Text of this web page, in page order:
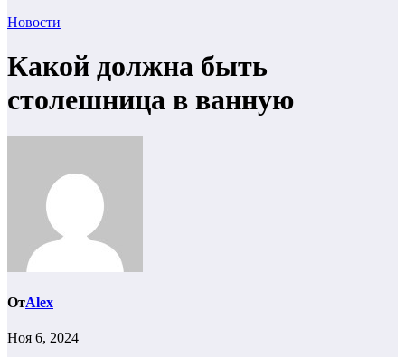
Новости
Какой должна быть
столешница в ванную
ОтAlex
Ноя 6, 2024